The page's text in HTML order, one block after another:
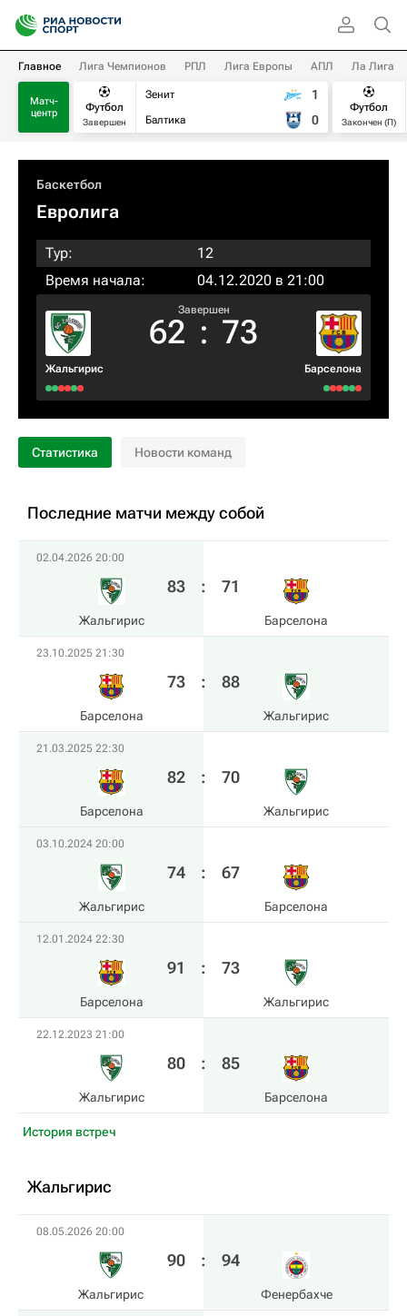
Главное Лига Чемпионов РПЛ Лига Европы АПЛ Ла Лига
Матч-
центр
Футбол
Завершен
Зенит
Балтика
1
0
Футбол
Закончен (П)
Баскетбол
Евролига
Тур:
12
Время начала:
04.12.2020 в 21:00
Жальгирис
Завершен
62 : 73
Барселона
Статистика Новости команд
Последние матчи между собой
02.04.2026 20:00
Жальгирис
83 : 71
Барселона
23.10.2025 21:30
Барселона
73 : 88
Жальгирис
21.03.2025 22:30
Барселона
82 : 70
Жальгирис
03.10.2024 20:00
Жальгирис
74 : 67
Барселона
12.01.2024 22:30
Барселона
91 : 73
Жальгирис
22.12.2023 21:00
Жальгирис
80 : 85
Барселона
История встреч
Жальгирис
08.05.2026 20:00
Жальгирис
90 : 94
Фенербахче